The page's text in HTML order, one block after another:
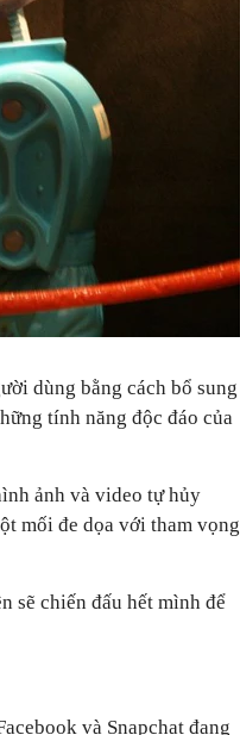
dùng bằng cách bổ sung
tính năng độc đáo của
ảnh và video tự hủy
mối đe dọa với tham vọng
sẽ chiến đấu hết mình để
và Snapchat đang